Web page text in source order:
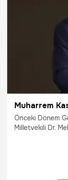
Bursa
Önceki Dönem
Milletvekili Dr.